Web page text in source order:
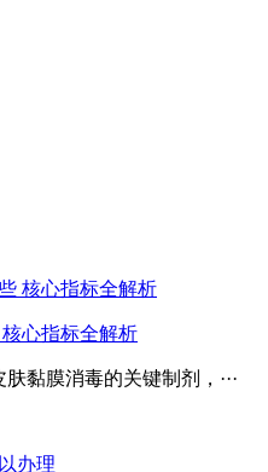
心指标全解析
黏膜消毒的关键制剂，···